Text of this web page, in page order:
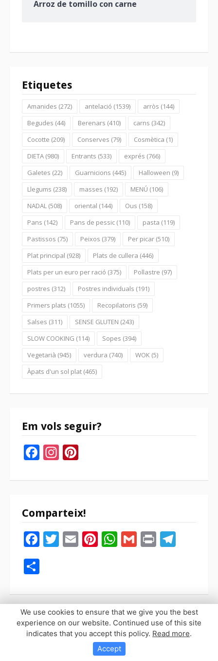
Arroz de tomillo con carne
Etiquetes
Amanides (272) antelació (1539) arròs (144)
Begudes (44) Berenars (410) carns (342)
Cocotte (209) Conserves (79) Cosmètica (1)
DIETA (980) Entrants (533) exprés (766)
Galetes (22) Guarnicions (445) Halloween (9)
Llegums (238) masses (192) MENÚ (106)
NADAL (508) oriental (144) Ous (158)
Pans (142) Pans de pessic (110) pasta (119)
Pastissos (75) Peixos (379) Per picar (510)
Plat principal (928) Plats de cullera (446)
Plats per un euro per ració (375) Pollastre (97)
postres (312) Postres individuals (191)
Primers plats (1055) Recopilatoris (59)
Salses (311) SENSE GLUTEN (243)
SLOW COOKING (114) Sopes (394)
Vegetarià (945) verdura (740) WOK (5)
Àpats d'un sol plat (465)
Em vols seguir?
Facebook
Instagram
Comparteix!
Facebook
Twitter
EmailPinterest
WhatsApp
Gmail
Print
Copyright © 2026 Sopaypilla. Todos los derechos reservados.
Tema Fooding por
We use cookies to ensure that we give you the best
experience on our website. Continued use of this site
indicates that you accept this policy. Read more.
Accept